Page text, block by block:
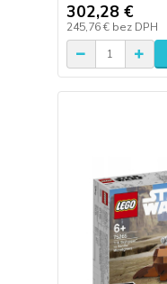
302,28 €
245,76 € bez DPH